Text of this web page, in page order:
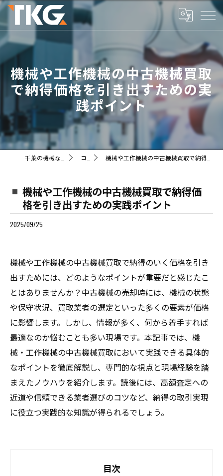
機械や工作機械の中古機械買取
で納得価格を引き出すための実
践ポイント
コラム 機械や工作機械の中古機械買取で納得価格を引き出すための実践ポイント
機械や工作機械の中古機械買取で納得価
格を引き出すための実践ポイント
2025/09/25
機械や工作機械の中古機械買取で納得のいく価格を引き
出すためには、どのようなポイントが重要だと感じたこ
とはありませんか？中古機械の売却時には、機械の状態
や保守状況、買取業者の選定といった多くの要素が価格
に影響します。しかし、情報が多く、何から着手すれば
最適なのか悩むことも多い現場です。本記事では、機
械・工作機械の中古機械買取において実践できる具体的
なポイントを徹底解説し、専門的な視点と現場経験を踏
まえたノウハウを紹介します。読後には、高額査定への
近道や信頼できる業者選びのコツなど、納得の取引実現
に役立つ実践的な知識が得られるでしょう。
目次